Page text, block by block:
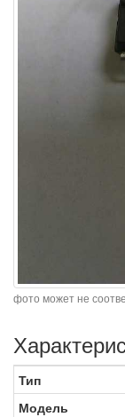
фото может не
Тип
Модель